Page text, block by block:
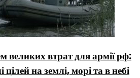
великих втрат для армії рф:
на землі, морі та в небі